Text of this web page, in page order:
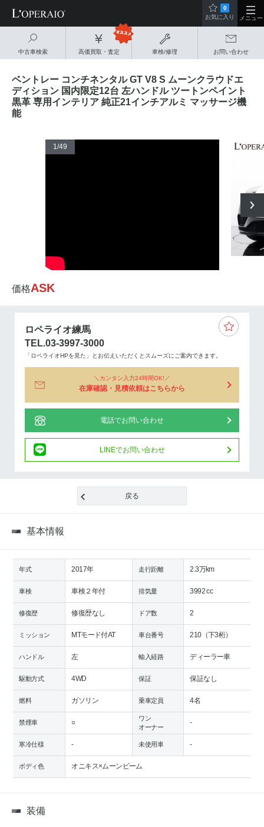
中古車検索 高価買取・査定 車検/修理 お問い合わせ
0
お気に入り
メニュー
ベントレー コンチネンタル GT V8 S ムーンクラウドエ
ディション 国内限定12台 左ハンドル ツートンペイント
黒革 専用インテリア 純正21インチアルミ マッサージ機
能
1/49
価格ASK
ロペライオ練馬
TEL.03-3997-3000
「ロペライオHPを見た」とお伝えいただくとスムーズにご案内できます。
カンタン入力24時間OK!
在庫確認・見積依頼はこちらから
電話でお問い合わせ
LINEでお問い合わせ
戻る
基本情報
年式 2017年 走行距離 2.3万km
車検 車検２年付 排気量 3992 cc
修復歴 修復歴なし ドア数 2
ミッション MTモード付AT 車台番号 210（下3桁）
ハンドル 左 輸入経路 ディーラー車
駆動方式 4WD 保証 保証なし
燃料 ガソリン 乗車定員 4名
禁煙車 ○
ワン
オーナー
-
寒冷仕様 - 未使用車 -
ボディ色 オニキス×ムーンビーム
装備